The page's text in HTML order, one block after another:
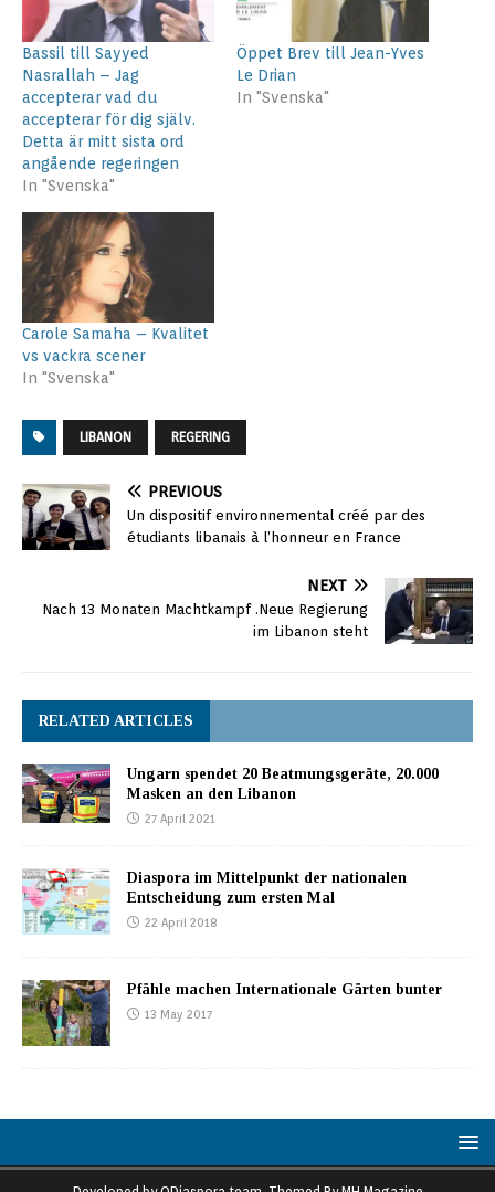
Bassil till Sayyed
Nasrallah – Jag
accepterar vad du
accepterar för dig själv.
Detta är mitt sista ord
angående regeringen
In "Svenska"
Öppet Brev till Jean-Yves
Le Drian
In "Svenska"
Carole Samaha – Kvalitet
vs vackra scener
In "Svenska"
LIBANON REGERING
PREVIOUS
Un dispositif environnemental créé par des
étudiants libanais à l’honneur en France
NEXT
Nach 13 Monaten Machtkampf .Neue Regierung
im Libanon steht
RELATED ARTICLES
Ungarn spendet 20 Beatmungsgeräte, 20.000
Masken an den Libanon
27 April 2021
Diaspora im Mittelpunkt der nationalen
Entscheidung zum ersten Mal
22 April 2018
Pfähle machen Internationale Gärten bunter
13 May 2017